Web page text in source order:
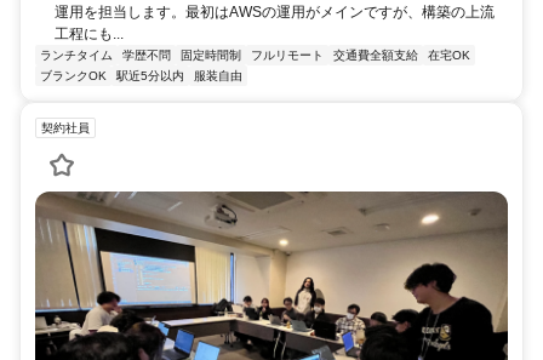
運用を担当します。最初はAWSの運用がメインですが、構築の上流
工程にも...
ランチタイム 学歴不問 固定時間制 フルリモート 交通費全額支給
在宅OK
ブランクOK
駅近5分以内 服装自由
契約社員